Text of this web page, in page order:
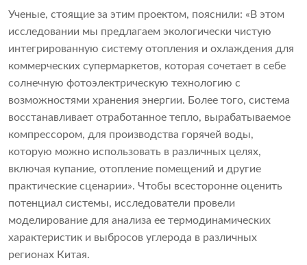
Ученые, стоящие за этим проектом, пояснили: «В этом
исследовании мы предлагаем экологически чистую
интегрированную систему отопления и охлаждения для
коммерческих супермаркетов, которая сочетает в себе
солнечную фотоэлектрическую технологию с
возможностями хранения энергии. Более того, система
восстанавливает отработанное тепло, вырабатываемое
компрессором, для производства горячей воды,
которую можно использовать в различных целях,
включая купание, отопление помещений и другие
практические сценарии». Чтобы всесторонне оценить
потенциал системы, исследователи провели
моделирование для анализа ее термодинамических
характеристик и выбросов углерода в различных
регионах Китая.